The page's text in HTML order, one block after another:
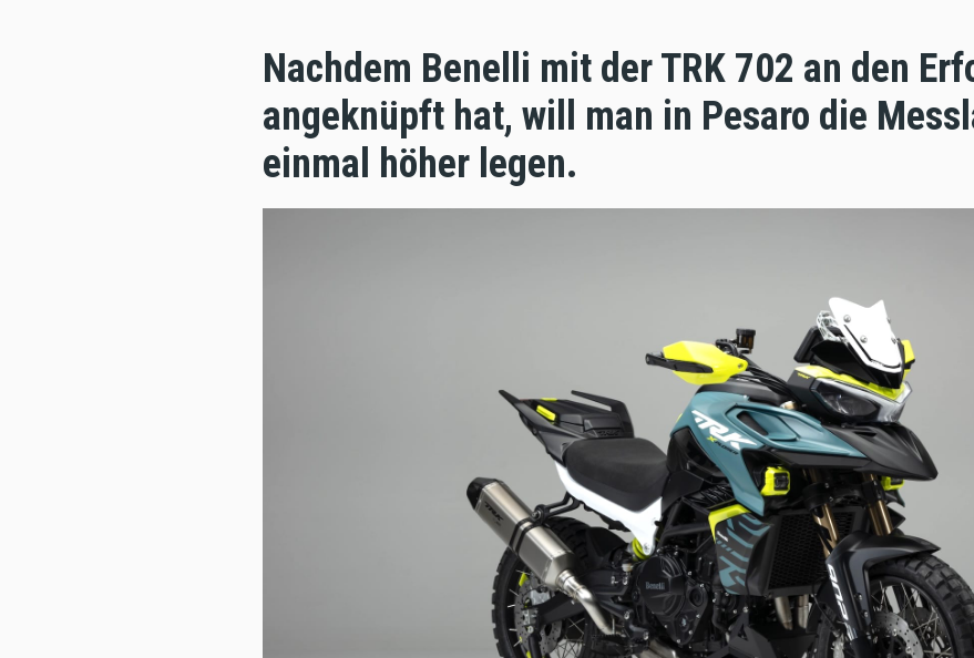
Nachdem Benelli mit der TRK 702 an den
angeknüpft hat, will man in Pesaro die
einmal höher legen.